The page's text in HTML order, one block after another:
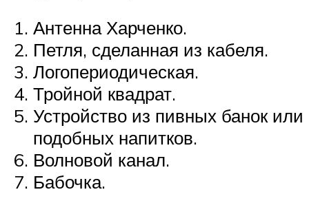
Антенна Харченко.
Петля, сделанная из кабеля.
Логопериодическая.
Тройной квадрат.
Устройство из пивных банок или
подобных напитков.
Волновой канал.
Бабочка.